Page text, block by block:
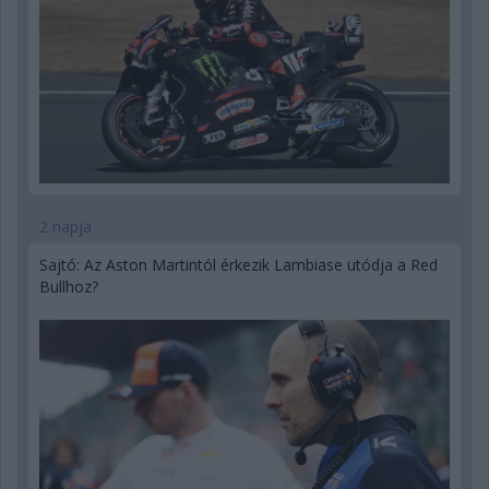
2 napja
Sajtó: Az Aston Martintól érkezik Lambiase utódja a Red
Bullhoz?